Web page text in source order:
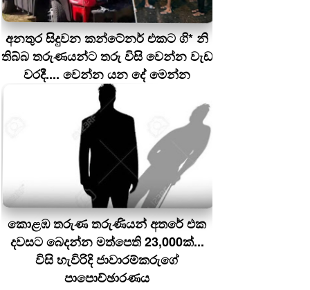
අනතුර සිදුවන කන්ටේනර් එකට ගි* නි
තිබ්බ තරුණයන්ට තරු විසි වෙන්න වැඩ
වරදී.... වෙන්න යන දේ මෙන්න
කොළඹ තරුණ තරුණියන් අතරේ එක
දවසට බෙදන්න මත්පෙති 23,000ක්...
විසි හැවිරිදි ජාවාරම්කරුගේ
පාපොච්ඡාරණය